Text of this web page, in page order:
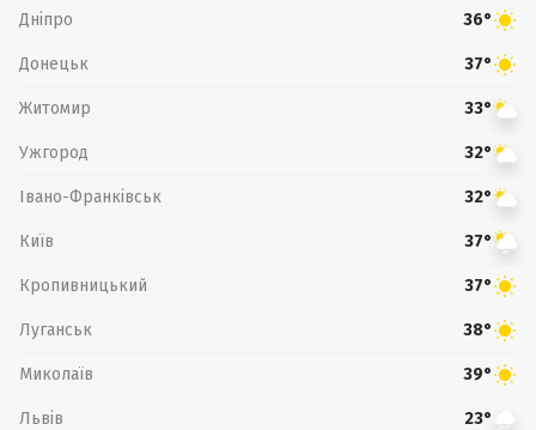
Дніпро 36°
Донецьк 37°
Житомир 33°
Ужгород 32°
Івано-Франківськ 32°
Київ 37°
Кропивницький 37°
Луганськ 38°
Миколаїв 39°
Львів 23°